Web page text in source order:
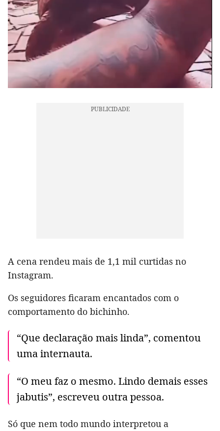
A cena rendeu mais de 1,1 mil curtidas no
Instagram.
Os seguidores ficaram encantados com o
comportamento do bichinho.
“Que declaração mais linda”, comentou
uma internauta.
“O meu faz o mesmo. Lindo demais esses
jabutis”, escreveu outra pessoa.
Só que nem todo mundo interpretou a